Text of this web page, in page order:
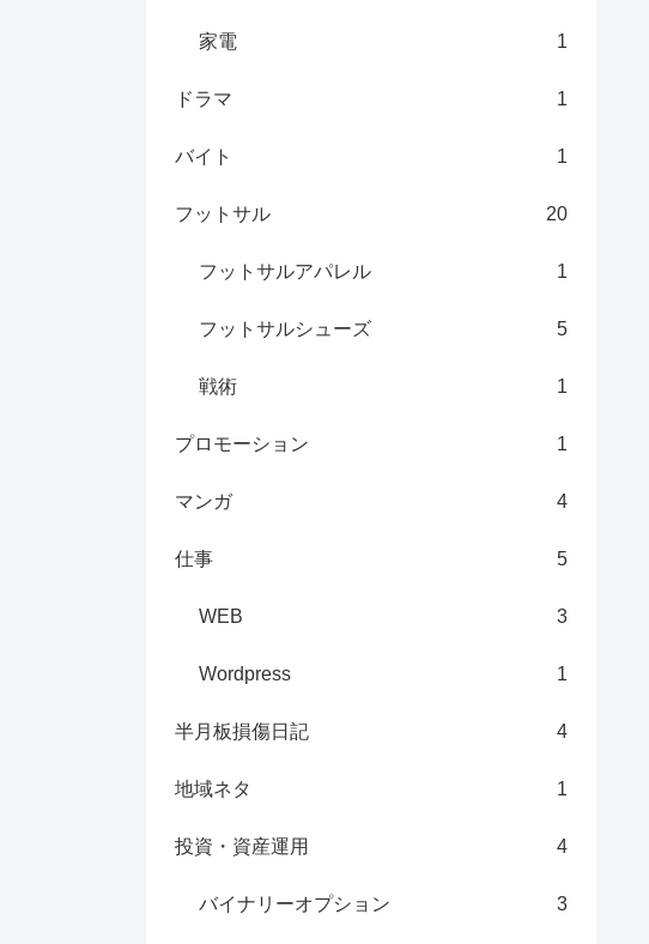
家電 1
ドラマ 1
バイト 1
フットサル 20
フットサルアパレル 1
フットサルシューズ 5
戦術 1
プロモーション 1
マンガ 4
仕事 5
WEB 3
Wordpress 1
半月板損傷日記 4
地域ネタ 1
投資・資産運用 4
バイナリーオプション 3